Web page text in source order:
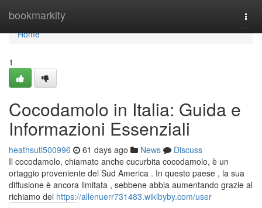
bookmarkity
Home
Home
1
Cocodamolo in Italia: Guida e
Informazioni Essenziali
heathsutl500996 61 days ago News
Discuss
Il cocodamolo, chiamato anche cucurbita cocodamolo, è un
ortaggio proveniente del Sud America . In questo paese , la sua
diffusione è ancora limitata , sebbene abbia aumentando grazie al
richiamo dei https://allenuerr731483.wikibyby.com/user